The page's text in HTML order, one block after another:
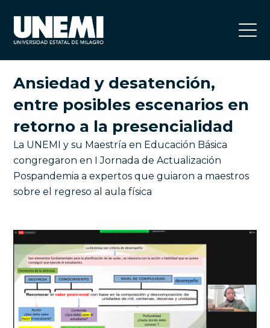
Ansiedad y desatención,
entre posibles escenarios en
retorno a la presencialidad
La UNEMI y su Maestría en Educación Básica
congregaron en I Jornada de Actualización
Pospandemia a expertos que guiaron a maestros
sobre el regreso al aula física